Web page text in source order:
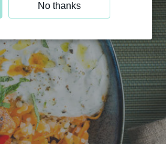
No thanks